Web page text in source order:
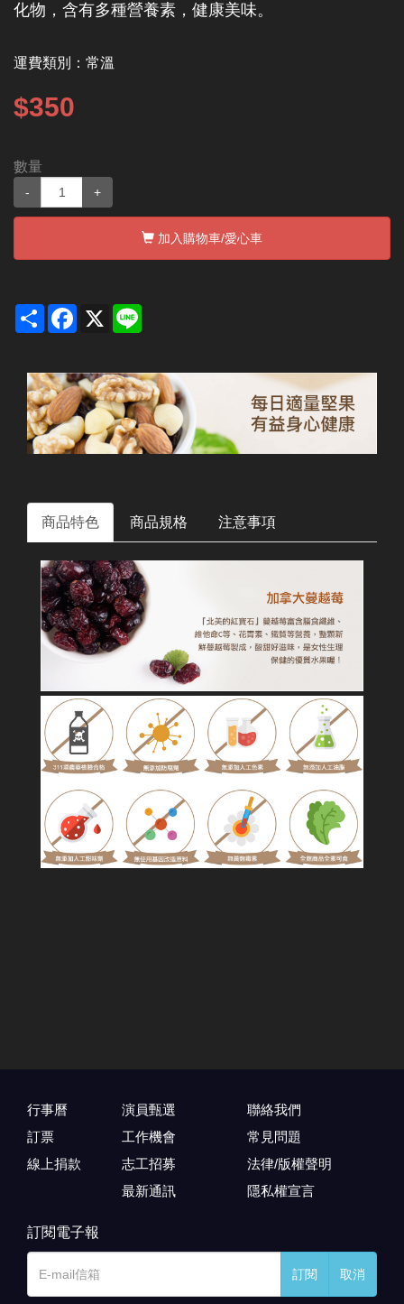
化物，含有多種營養素，健康美味。
運費類別： 常溫
$350
數量
- +
加入購物車/愛心車
Share Facebook
X
商品特色 商品規格 注意事項
行事曆
訂票
線上捐款
演員甄選
工作機會
志工招募
最新通訊
聯絡我們
常見問題
法律/版權聲明
隱私權宣言
訂閱電子報
訂閱 取消